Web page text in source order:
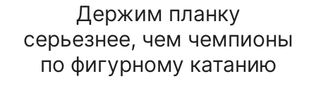
Держим планку
серьезнее, чем чемпионы
по фигурному катанию